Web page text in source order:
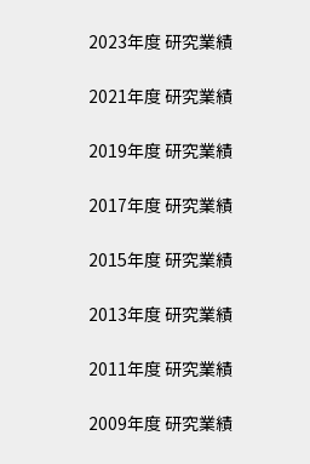
2023年度 研究業績
2021年度 研究業績
2019年度 研究業績
2017年度 研究業績
2015年度 研究業績
2013年度 研究業績
2011年度 研究業績
2009年度 研究業績